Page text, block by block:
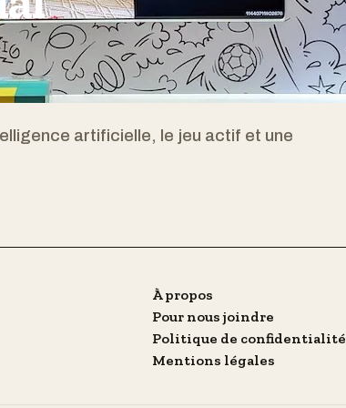
artificielle, le jeu actif et une
À propos
Pour nous joindre
Politique de confidentialité
Mentions légales